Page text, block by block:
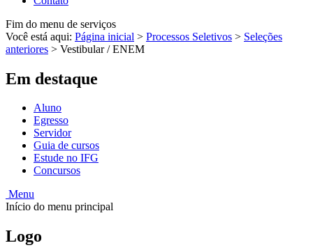
Fim do menu de serviços
Você está aqui: Página inicial > Processos Seletivos > Seleções
anteriores > Vestibular / ENEM
Em destaque
Aluno
Egresso
Servidor
Guia de cursos
Estude no IFG
Concursos
Menu
Início do menu principal
Logo